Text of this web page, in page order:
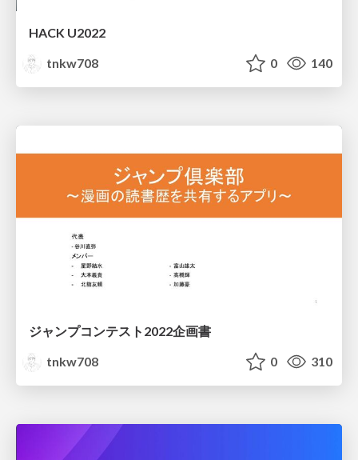
HACK U2022
tnkw708
0 140
ジャンプコンテスト2022企画書
tnkw708
0 310